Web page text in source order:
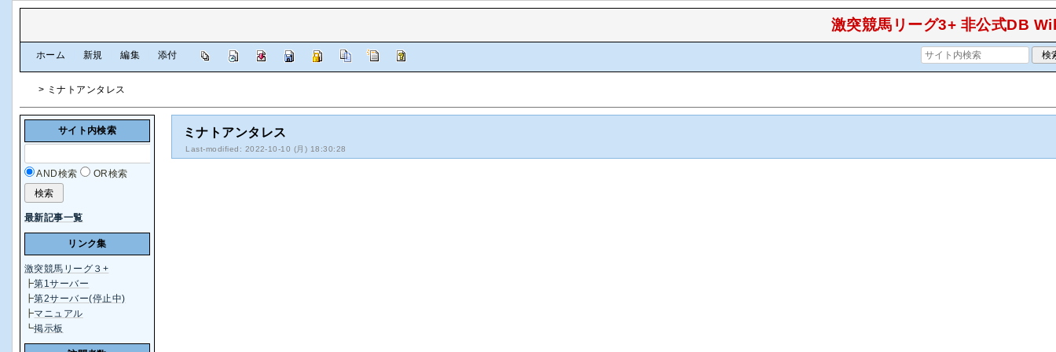
激突競馬リーグ3+ 非公式DB
ホーム 新規 編集 添付
> ミナトアンタレス
ミナトアンタレス
Last-modified: 2022-10-10 (月) 18:30:28
サイト内検索
AND検索 OR検索
最新記事一覧
リンク集
激突競馬リーグ３+
┣第1サーバー
┣第2サーバー(停止中)
┣マニュアル
┗掲示板